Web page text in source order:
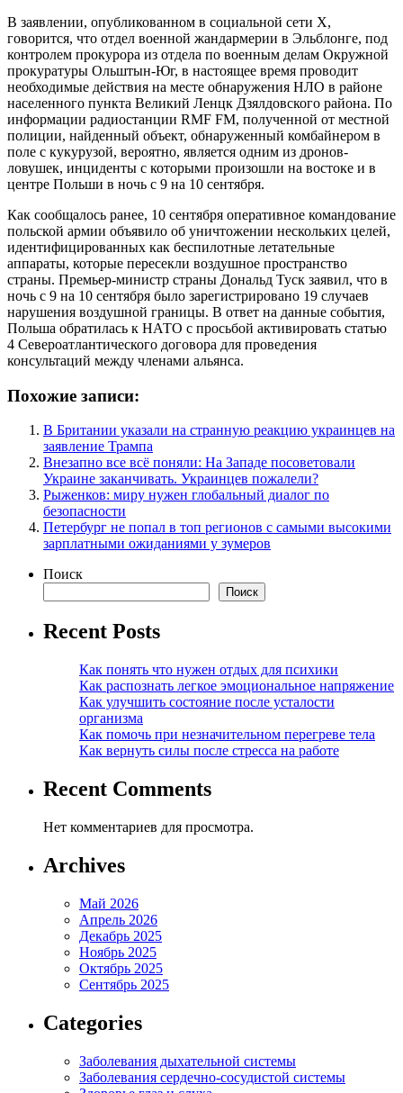
В заявлении, опубликованном в социальной сети X,
говорится, что отдел военной жандармерии в Эльблонге, под
контролем прокурора из отдела по военным делам Окружной
прокуратуры Ольштын-Юг, в настоящее время проводит
необходимые действия на месте обнаружения НЛО в районе
населенного пункта Великий Ленцк Дзялдовского района. По
информации радиостанции RMF FM, полученной от местной
полиции, найденный объект, обнаруженный комбайнером в
поле с кукурузой, вероятно, является одним из дронов-
ловушек, инциденты с которыми произошли на востоке и в
центре Польши в ночь с 9 на 10 сентября.
Как сообщалось ранее, 10 сентября оперативное командование
польской армии объявило об уничтожении нескольких целей,
идентифицированных как беспилотные летательные
аппараты, которые пересекли воздушное пространство
страны. Премьер-министр страны Дональд Туск заявил, что в
ночь с 9 на 10 сентября было зарегистрировано 19 случаев
нарушения воздушной границы. В ответ на данные события,
Польша обратилась к НАТО с просьбой активировать статью
4 Североатлантического договора для проведения
консультаций между членами альянса.
Похожие записи:
В Британии указали на странную реакцию украинцев на
заявление Трампа
Внезапно все всё поняли: На Западе посоветовали
Украине заканчивать. Украинцев пожалели?
Рыженков: миру нужен глобальный диалог по
безопасности
Петербург не попал в топ регионов с самыми высокими
зарплатными ожиданиями у зумеров
Поиск
Поиск
Recent Posts
Как понять что нужен отдых для психики
Как распознать легкое эмоциональное напряжение
Как улучшить состояние после усталости
организма
Как помочь при незначительном перегреве тела
Как вернуть силы после стресса на работе
Recent Comments
Нет комментариев для просмотра.
Archives
Май 2026
Апрель 2026
Декабрь 2025
Ноябрь 2025
Октябрь 2025
Сентябрь 2025
Categories
Заболевания дыхательной системы
Заболевания сердечно-сосудистой системы